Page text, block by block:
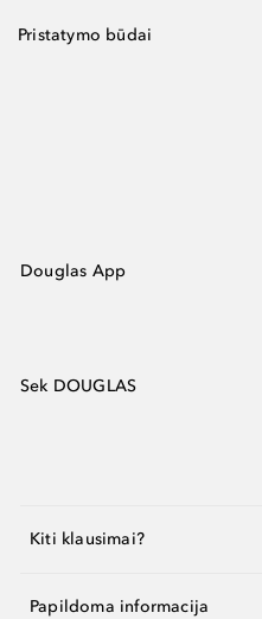
Pristatymo būdai
Douglas App
Sek DOUGLAS
Kiti klausimai?
Papildoma informacija